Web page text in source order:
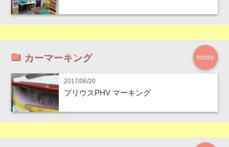
more
カーマーキング
2017/06/20
プリウスPHV マーキング